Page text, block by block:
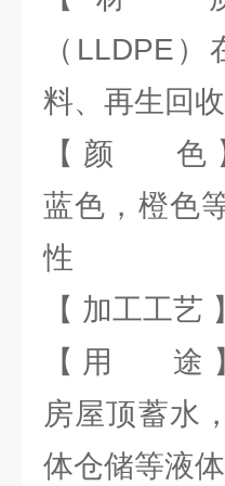
（LLDPE
料、再生回
【 颜 色
蓝色，橙色
性
【 加工工
【 用 途 】
房屋顶蓄水
体仓储等液